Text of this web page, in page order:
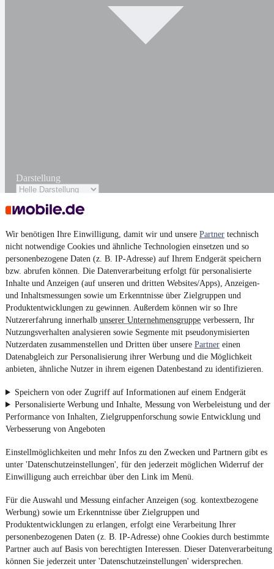
Wir benötigen Ihre Einwilligung, damit wir und unsere Partner technisch
nicht notwendige Cookies und ähnliche Technologien einsetzen und so
personenbezogene Daten (z. B. IP-Adresse) auf Ihrem Endgerät speichern
bzw. abrufen können. Die Datenverarbeitung erfolgt für personalisierte
Inhalte und Anzeigen (auf unseren und dritten Websites/Apps), Anzeigen-
und Inhaltsmessungen sowie um Erkenntnisse über Zielgruppen und
Produktentwicklungen zu gewinnen. Außerdem können wir so Ihre
Nutzererfahrung innerhalb unserer Unternehmensgruppe verbessern, Ihr
Nutzungsverhalten analysieren sowie Segmente mit pseudonymisierten
Nutzerdaten zusammenstellen und Dritten über unsere Partner einen
Datenabgleich zur Personalisierung ihrer Werbung und die Möglichkeit
anbieten, ähnliche Nutzer in ihrem eigenen Datenbestand zu identifizieren.
Speichern von oder Zugriff auf Informationen auf einem Endgerät
Personalisierte Werbung und Inhalte, Messung von Werbeleistung und der
Performance von Inhalten, Zielgruppenforschung sowie Entwicklung und
Verbesserung von Angeboten
Einstellmöglichkeiten und mehr Infos zu den Zwecken und Partnern gibt es
unter 'Datenschutzeinstellungen', für den jederzeit möglichen Widerruf der
Einwilligung auch erreichbar über den Link im Menü.
Für die Auswahl und Messung einfacher Anzeigen (sog. kontextbezogene
Werbung) sowie um Erkenntnisse über Zielgruppen und
Produktentwicklungen zu erlangen, erfolgt eine Verarbeitung Ihrer
personenbezogenen Daten (z. B. IP-Adresse) ohne Cookies durch bestimmte
Partner auch auf Basis von berechtigten Interessen. Dieser Datenverarbeitung
können Sie jederzeit unter 'Datenschutzeinstellungen' widersprechen.
Darstellung